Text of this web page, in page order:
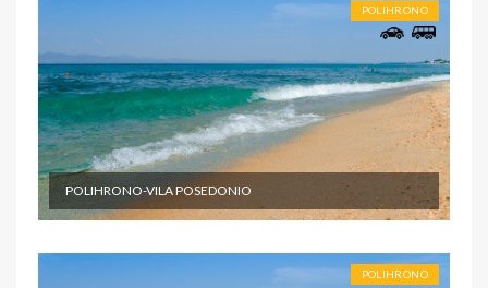
POLIHRONO
POLIHRONO-VILA POSEDONIO
POLIHRONO